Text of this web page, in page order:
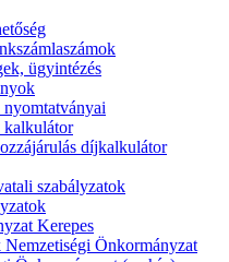
ügyintézés
díjkalkulátor
szabályzatok
Kerepes
Önkormányzat